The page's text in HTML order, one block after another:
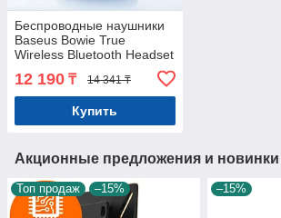
Беспроводные наушники
Baseus Bowie True
Wireless Bluetooth Headset
WM02. Оригинал.
Арт.7164
12 190 ₸ 14 341 ₸
Купить
Акционные предложения и новинки
Топ продаж –15% –15%